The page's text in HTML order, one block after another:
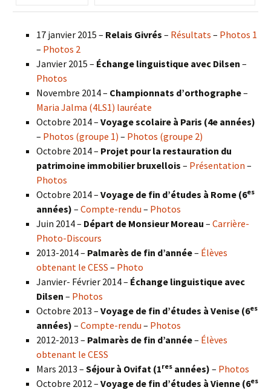
17 janvier 2015 – Relais Givrés – Résultats – Photos 1
– Photos 2
Janvier 2015 – Échange linguistique avec Dilsen –
Photos
Novembre 2014 – Championnats d’orthographe–
Maria Jalma (4LS1) lauréate
Octobre 2014 – Voyage scolaire à Paris (4e années)
– Photos (groupe 1) – Photos (groupe 2)
Octobre 2014 – Projet pour la restauration du
patrimoine immobilier bruxellois – Présentation –
Photos
Octobre 2014 – Voyage de fin d’études à Rome (6es
années) – Compte-rendu – Photos
Juin 2014 – Départ de Monsieur Moreau – Carrière-
Photo-Discours
2013-2014 – Palmarès de fin d’année– Élèves
obtenant le CESS – Photo
Janvier- Février 2014 – Échange linguistique avec
Dilsen – Photos
Octobre 2013 – Voyage de fin d’études à Venise (6es
années) – Compte-rendu – Photos
2012-2013 – Palmarès de fin d’année– Élèves
obtenant le CESS
Mars 2013 – Séjour à Ovifat (1res années) – Photos
Octobre 2012 – Voyage de fin d’études à Vienne (6es